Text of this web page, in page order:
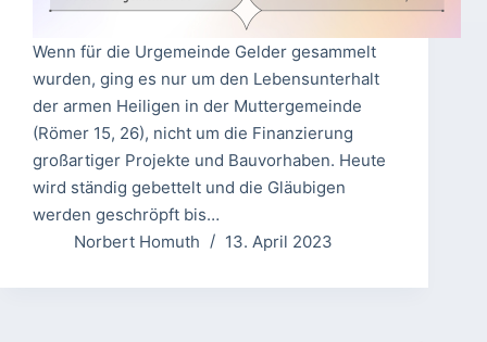
Wenn für die Urgemeinde Gelder gesammelt
wurden, ging es nur um den Lebensunterhalt
der armen Heiligen in der Muttergemeinde
(Römer 15, 26), nicht um die Finanzierung
großartiger Projekte und Bauvorhaben. Heute
wird ständig gebettelt und die Gläubigen
werden geschröpft bis…
Norbert Homuth
13. April 2023